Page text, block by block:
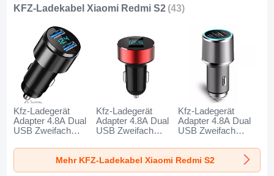
KFZ-Ladekabel Xiaomi Redmi S2 (43)
Kfz-Ladegerät
Adapter 4.8A Dual
USB Zweifach
Charge Universal
K10 für Xiaomi
Redmi S2 Schwarz
Kfz-Ladegerät
Adapter 4.8A Dual
USB Zweifach
Charge Universal
K07 für Xiaomi
Redmi S2 Rot
Kfz-Ladegerät
Adapter 4.8A Dual
USB Zweifach
Charge Universal
K08 für Xiaomi
Redmi S2 Silber
Mehr KFZ-Ladekabel Xiaomi Redmi S2